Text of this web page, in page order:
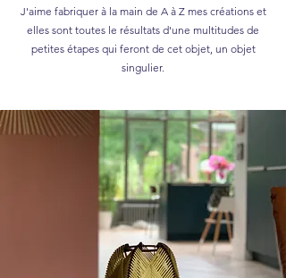
J'aime fabriquer à la main de A à Z mes créations et
elles sont toutes le résultats d'une multitudes de
petites étapes qui feront de cet objet, un objet
singulier.